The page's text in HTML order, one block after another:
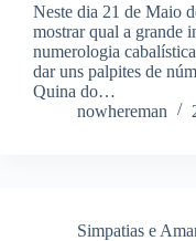
Neste dia 21 de Maio
mostrar qual a grande
numerologia
dar uns palpites de
Quina do…
nowhereman
Simpatias e